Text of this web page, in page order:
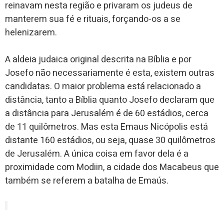
reinavam nesta região e privaram os judeus de
manterem sua fé e rituais, forçando-os a se
helenizarem.
A aldeia judaica original descrita na Bíblia e por
Josefo não necessariamente é esta, existem outras
candidatas. O maior problema está relacionado a
distância, tanto a Bíblia quanto Josefo declaram que
a distância para Jerusalém é de 60 estádios, cerca
de 11 quilômetros. Mas esta Emaus Nicópolis está
distante 160 estádios, ou seja, quase 30 quilômetros
de Jerusalém. A única coisa em favor dela é a
proximidade com Modiin, a cidade dos Macabeus que
também se referem a batalha de Emaús.